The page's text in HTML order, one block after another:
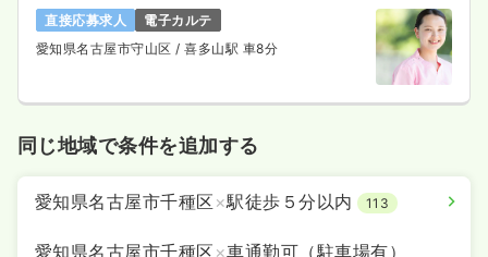
直接応募求人
電子カルテ
愛知県名古屋市守山区 / 喜多山駅 車8分
同じ地域で条件を追加する
愛知県名古屋市千種区 ×駅徒歩５分以内 113
愛知県名古屋市千種区 ×車通勤可（駐車場有）